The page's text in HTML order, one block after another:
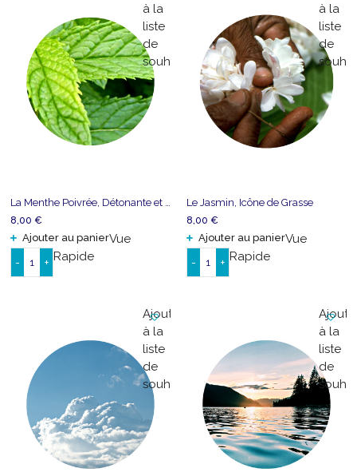
Envoutante
Raffinée
Damascena,
Reine
des
Fleurs
à la
liste
de
souhaits
La Menthe Poivrée, Détonante et Pénétrante
8,00 €
Ajouter au panierVue
Rapide
-
quantité
Détonante
Pénétrante
+
à la
liste
de
Le Jasmin, Icône de Grasse
8,00 €
Ajouter au panierVue
Rapide
-
quantité
Grasse
+
Ajouter
à la
liste
de
souhaits
à la
liste
de